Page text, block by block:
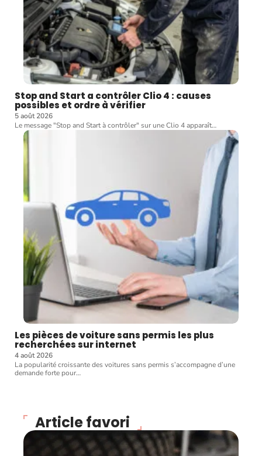
Stop and Start a contrôler Clio 4 : causes
possibles et ordre à vérifier
5 août 2026
Le message "Stop and Start à contrôler" sur une Clio 4 apparaît…
Les pièces de voiture sans permis les plus
recherchées sur internet
4 août 2026
La popularité croissante des voitures sans permis s’accompagne d’une
demande forte pour…
Article favori